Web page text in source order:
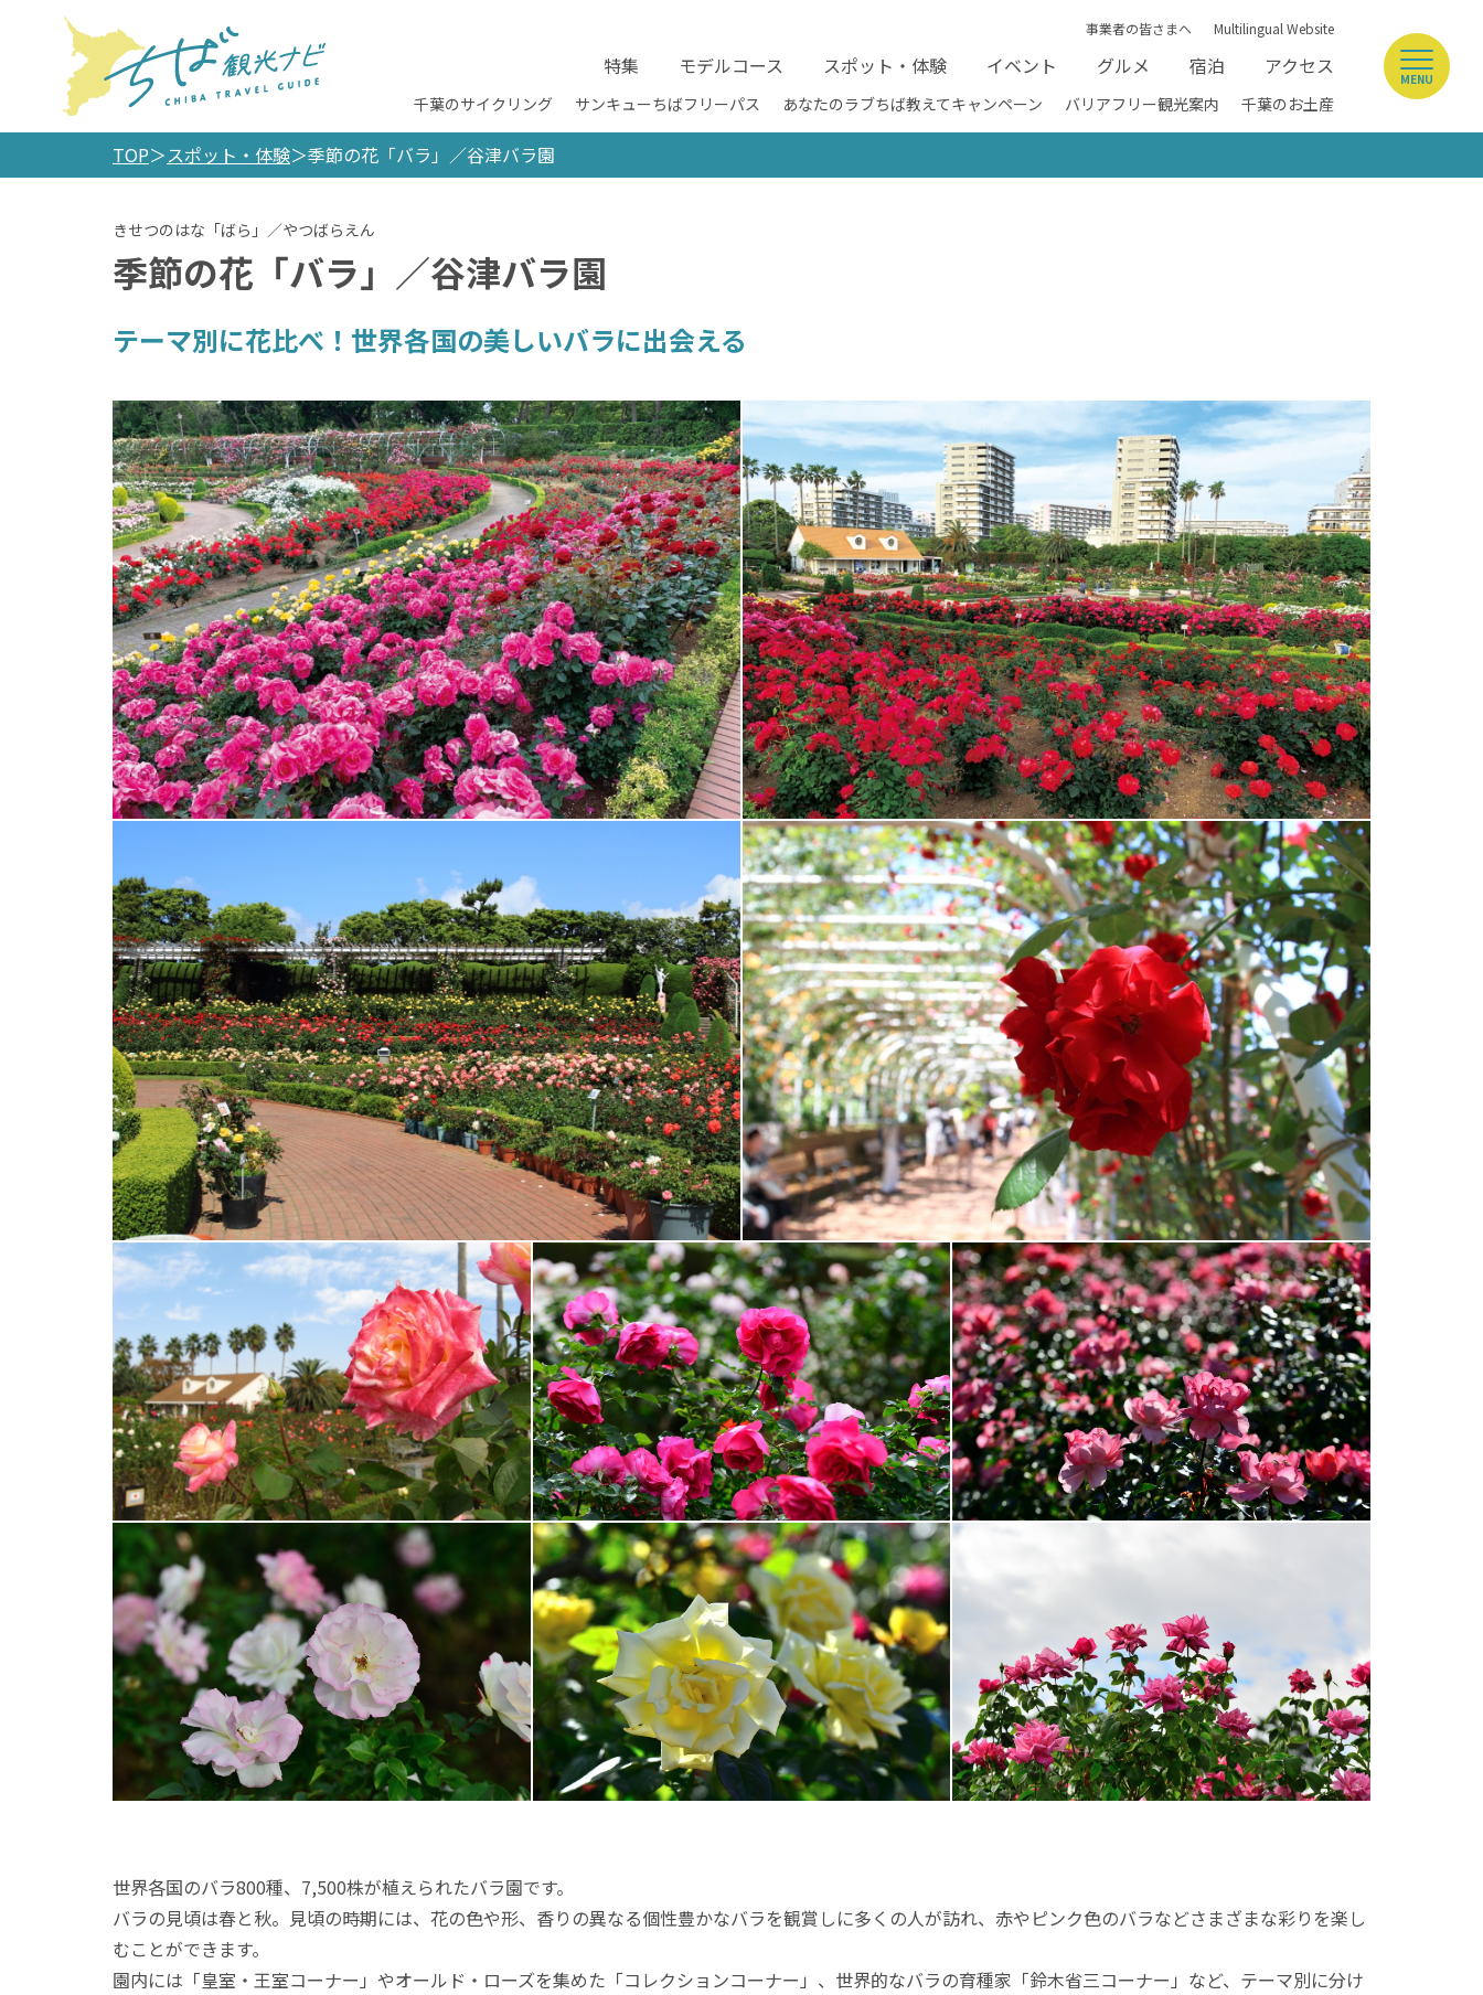
事業者の皆さまへ Multilingual Website
特集 モデルコース スポット・体験 イベント グルメ 宿泊 アクセス
千葉のサイクリング サンキューちばフリーパス あなたのラブちば教えてキャンペーン バリアフリー観光案内 千葉のお土産
MENU
TOP スポット・体験 季節の花「バラ」／谷津バラ園
季節の花「バラ」／谷津バラ園
テーマ別に花比べ！世界各国の美しいバラに出会える
世界各国のバラ800種、7,500株が植えられたバラ園です。
バラの見頃は春と秋。見頃の時期には、花の色や形、香りの異なる個性豊かなバラを観賞しに多くの人が訪れ、赤やピンク色のバラなどさまざまな彩りを楽し
むことができます。
園内には「皇室・王室コーナー」やオールド・ローズを集めた「コレクションコーナー」、世界的なバラの育種家「鈴木省三コーナー」など、テーマ別に分け